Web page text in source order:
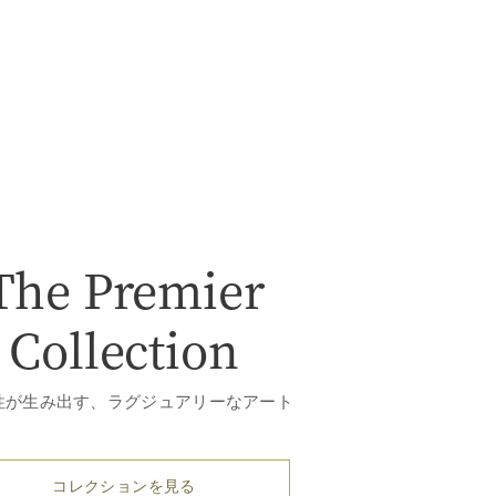
Premier
Collection
が生み出す、ラグジュアリーなアート
コレクションを見る